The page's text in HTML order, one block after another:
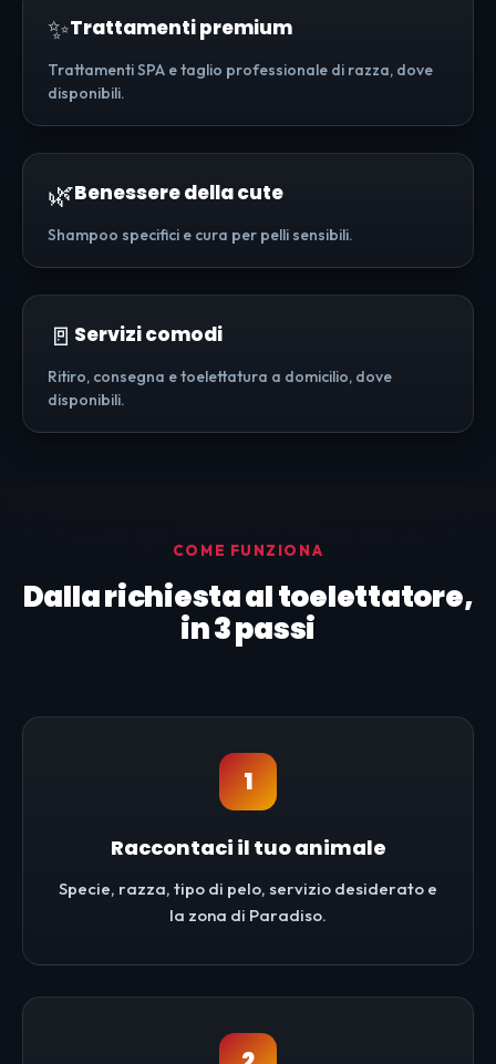
✨Trattamenti premium
Trattamenti SPA e taglio professionale di razza, dove
disponibili.
🌿Benessere della cute
Shampoo specifici e cura per pelli sensibili.
🚪 Servizi comodi
Ritiro, consegna e toelettatura a domicilio, dove
disponibili.
COME FUNZIONA
Dalla richiesta al toelettatore,
in 3 passi
1
Raccontaci il tuo animale
Specie, razza, tipo di pelo, servizio desiderato e
la zona di Paradiso.